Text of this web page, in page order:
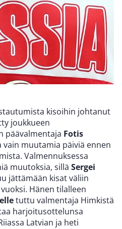
kisoihin johtanut
joukkueen
päävalmentaja Fotis
vain muutamia päiviä ennen
Valmennuksessa
muutoksia, sillä Sergei
jättämään kisat väliin
Hänen tilalleen
tuttu valmentaja Himkistä
harjoitusottelunsa
Latvian ja heti